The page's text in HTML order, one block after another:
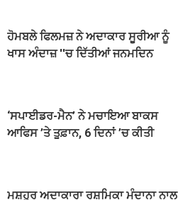
ਹੋਮਬਲੇ ਫਿਲਮਜ਼ ਨੇ ਅਦਾਕਾਰ ਸੂਰੀਆ ਨੂੰ
ਖਾਸ ਅੰਦਾਜ਼ ''ਚ ਦਿੱਤੀਆਂ ਜਨਮਦਿਨ
‘ਸਪਾਈਡਰ-ਮੈਨ’ ਨੇ ਮਚਾਇਆ ਬਾਕਸ
ਆਫਿਸ ’ਤੇ ਤੂਫ਼ਾਨ, 6 ਦਿਨਾਂ ’ਚ ਕੀਤੀ
ਮਸ਼ਹੂਰ ਅਦਾਕਾਰਾ ਰਸ਼ਮਿਕਾ ਮੰਦਾਨਾ ਨਾਲ